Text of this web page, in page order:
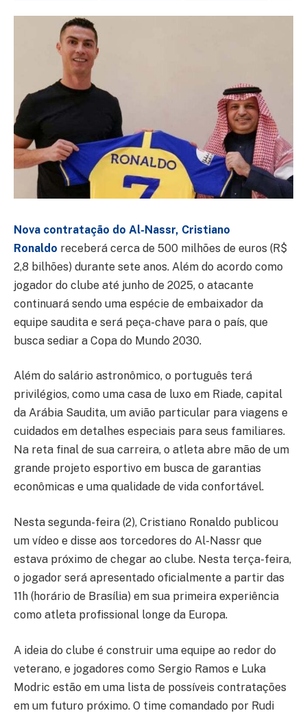
Nova contratação do Al-Nassr, Cristiano
Ronaldo receberá cerca de 500 milhões de euros (R$
2,8 bilhões) durante sete anos. Além do acordo como
jogador do clube até junho de 2025, o atacante
continuará sendo uma espécie de embaixador da
equipe saudita e será peça-chave para o país, que
busca sediar a Copa do Mundo 2030.
Além do salário astronômico, o português terá
privilégios, como uma casa de luxo em Riade, capital
da Arábia Saudita, um avião particular para viagens e
cuidados em detalhes especiais para seus familiares.
Na reta final de sua carreira, o atleta abre mão de um
grande projeto esportivo em busca de garantias
econômicas e uma qualidade de vida confortável.
Nesta segunda-feira (2), Cristiano Ronaldo publicou
um vídeo e disse aos torcedores do Al-Nassr que
estava próximo de chegar ao clube. Nesta terça-feira,
o jogador será apresentado oficialmente a partir das
11h (horário de Brasília) em sua primeira experiência
como atleta profissional longe da Europa.
A ideia do clube é construir uma equipe ao redor do
veterano, e jogadores como Sergio Ramos e Luka
Modric estão em uma lista de possíveis contratações
em um futuro próximo. O time comandado por Rudi